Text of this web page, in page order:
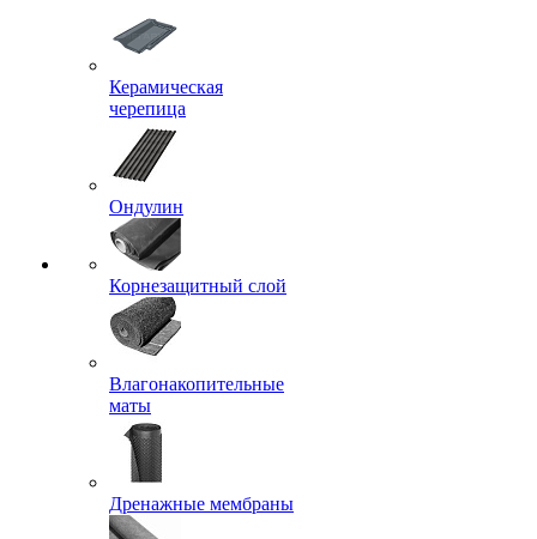
Керамическая
черепица
Ондулин
Корнезащитный слой
Влагонакопительные
маты
Дренажные мембраны